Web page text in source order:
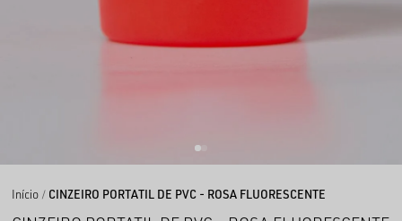
Início CINZEIRO PORTATIL DE PVC - ROSA FLUORESCENTE